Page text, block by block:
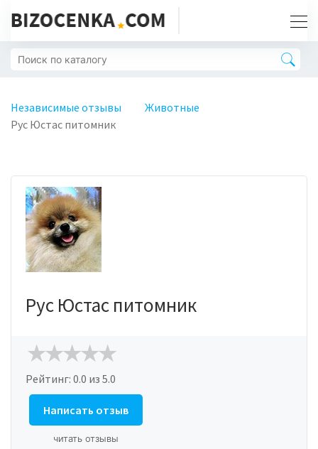
Независимые отзывы
Животные
Рус Юстас питомник
Рус Юстас питомник
Рейтинг: 0.0 из 5.0
Написать отзыв
читать отзывы